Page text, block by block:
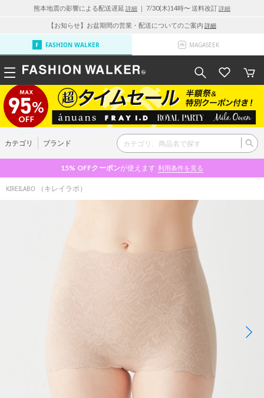
熊本地震の影響による配送遅延 詳細 ｜ 7/30(木)14時〜 送料改訂詳細
【お知らせ】お盆期間の営業・配送についてのご案内 詳細
FASHION WALKER MAGASEEK
カテゴリ ブランド
15% OFFクーポンが使えます 利用条件を見る
KIREILABO （キレイラボ）